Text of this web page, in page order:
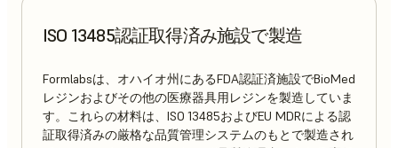
ISO 13485認証取得済み施設で製造
Formlabsは、オハイオ州にあるFDA認証済施設でBioMed
レジンおよびその他の医療器具用レジンを製造していま
す。これらの材料は、ISO 13485およびEU MDRによる認
証取得済みの厳格な品質管理システムのもとで製造され